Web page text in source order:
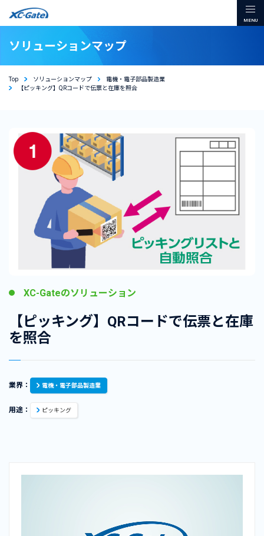
メ
ソリューションマップ
Top ソリューションマップ
電機・電子部品製造業
【ピッキング】QRコードで伝票と在庫を照合
XC-Gateのソリューション
【ピッキング】QRコードで伝票と在庫
を照合
業界： 電機・電子部品製造業
用途： ピッキング